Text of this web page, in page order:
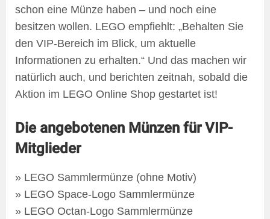
schon eine Münze haben – und noch eine
besitzen wollen. LEGO empfiehlt: „Behalten Sie
den VIP-Bereich im Blick, um aktuelle
Informationen zu erhalten.“ Und das machen wir
natürlich auch, und berichten zeitnah, sobald die
Aktion im LEGO Online Shop gestartet ist!
Die angebotenen Münzen für VIP-
Mitglieder
» LEGO Sammlermünze (ohne Motiv)
» LEGO Space-Logo Sammlermünze
» LEGO Octan-Logo Sammlermünze